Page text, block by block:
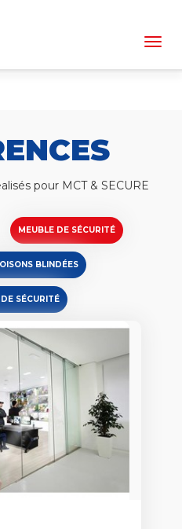
pour MCT & SECURE
MEUBLE DE SÉCURITÉ
BLINDÉES
SÉCURITÉ